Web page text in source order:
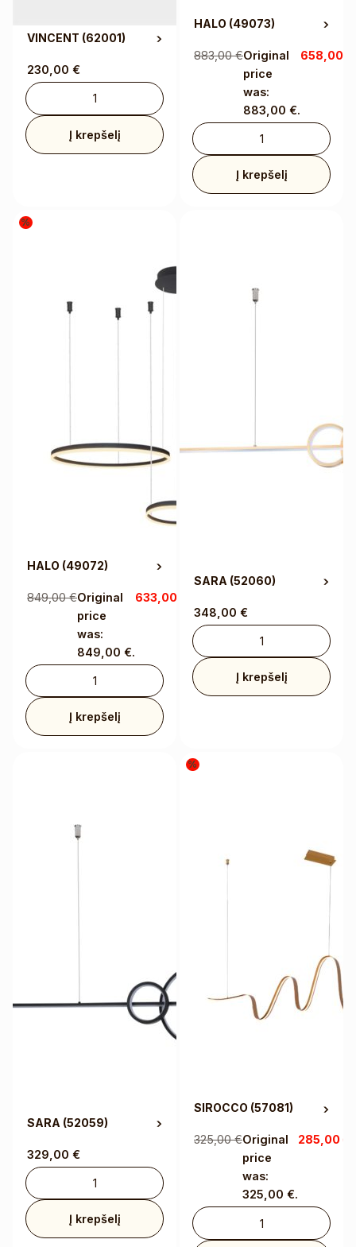
VINCENT (62001)
230,00 €
Į krepšelį
HALO (49073)
883,00€Original
price
was:
883,00 €.
658,00
Į krepšelį
%
HALO (49072)
849,00€Original
price
was:
849,00 €.
633,00
price is:
633,00 €.
Į krepšelį
SARA (52060)
348,00 €
Į krepšelį
SARA (52059)
329,00 €
Į krepšelį
%
SIROCCO (57081)
325,00€Original
price
was:
325,00 €.
285,00€